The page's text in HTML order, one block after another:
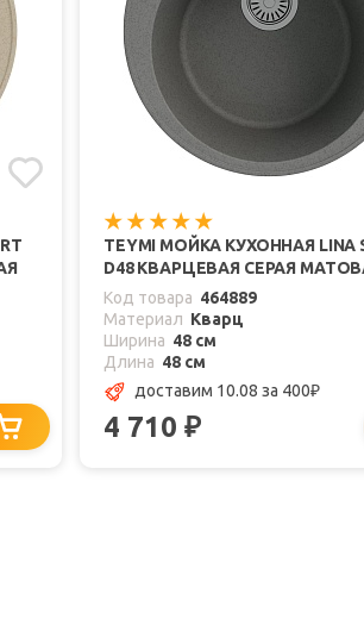
TEYMI МОЙКА КУХОННАЯ LINA
D48 КВАРЦЕВАЯ СЕРАЯ
Код товара 464889
Материал Кварц
Ширина 48 см
Длина 48 см
доставим 10.08 за 400₽
4 710 ₽